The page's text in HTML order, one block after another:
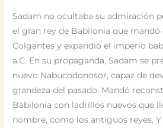
Sadam no ocultaba su admiración
el gran rey de Babilonia que
Colgantes y expandió el imperio
a.C. En su propaganda, Sadam se
nuevo Nabucodonosor, capaz de
grandeza del pasado. Mandó
Babilonia con ladrillos nuevos que
nombre, como los antiguos reyes.